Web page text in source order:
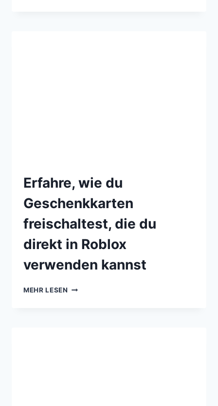
Erfahre, wie du
Geschenkkarten
freischaltest, die du
direkt in Roblox
verwenden kannst
MEHR LESEN